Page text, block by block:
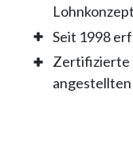
Seit 1998
Zertifizierte